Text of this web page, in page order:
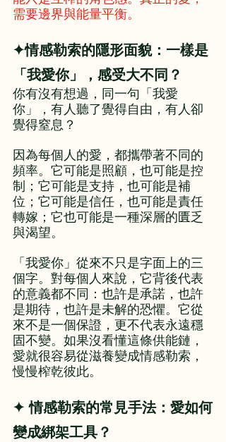
需要邊界與能量平衡。
✦情感勒索的隱形面貌：一樣是
「我愛你」，感受大不同？
你有沒有想過，同一句「我愛
你」，有人聽了覺得自由，有人卻
覺得窒息？
因為每個人的愛，都攜帶著不同的
頻率。它可能是照顧，也可能是控
制；它可能是支持，也可能是補
位；它可能是信任，也可能是責任
轉嫁；它也可能是一種深層的匱乏
與渴望。
「我愛你」從來不只是字面上的三
個字。對每個人來說，它背後代表
的意義都不同：也許是承諾，也許
是期待，也許是未解的恐懼。它從
來不是一個保證，更不代表永遠穩
固不變。如果沒看懂這條供能鏈，
愛就很容易從滋養變成情感勒索，
慢慢榨乾彼此。
✦ 情感勒索的常見手法：愛如何
變成綁架工具？